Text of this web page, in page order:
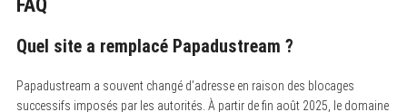
FAQ
Quel site a remplacé Papadustream ?
Papadustream a souvent changé d’adresse en raison des blocages
successifs imposés par les autorités. À partir de fin août 2025, le domaine